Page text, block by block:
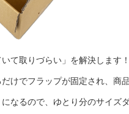
て取りづらい」を解決します！
けでフラップが固定され、商
なるので、ゆとり分のサイズ